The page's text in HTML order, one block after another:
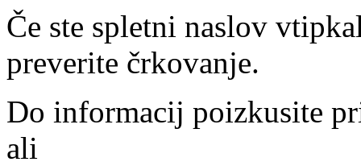
Če ste spletni naslov
preverite črkovanje.
Do informacij poizkusite
ali